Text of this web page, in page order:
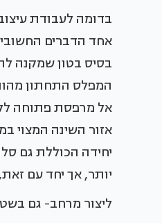
בדומה לעבודת
אחד הדברים
בסיס בטון שמקנה
המפלס התחתון
אל מרפסת פתוחה
אזור השינה המצוי
יחידה הכוללת גם
יותר, אך יחד עם
ליצור מרחב- גם